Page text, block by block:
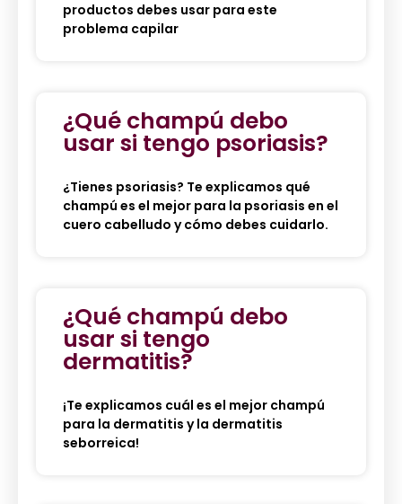
productos debes usar para este
problema capilar
¿Qué champú debo
usar si tengo psoriasis?
¿Tienes psoriasis? Te explicamos qué
champú es el mejor para la psoriasis en el
cuero cabelludo y cómo debes cuidarlo.
¿Qué champú debo
usar si tengo
dermatitis?
¡Te explicamos cuál es el mejor champú
para la dermatitis y la dermatitis
seborreica!